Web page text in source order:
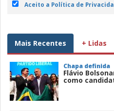
Aceito a Política de
Mais Recentes + Lidas
Chapa definida
Flávio
como